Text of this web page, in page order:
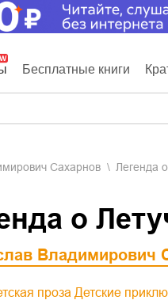
Бесплатные книги
Сахарнов Легенда
о
Владимирович
проза Детские